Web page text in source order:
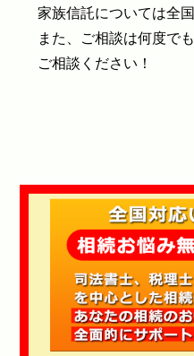
家族信託については全
また、ご相談は何度で
ご相談ください！